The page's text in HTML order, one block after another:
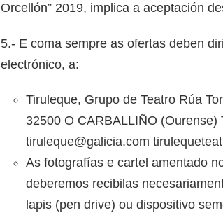
Orcellón” 2019, implica a aceptación
5.- E coma sempre as ofertas deben
electrónico, a:
Tiruleque, Grupo de Teatro Rúa
32500 O CARBALLIÑO
tiruleque@galicia.com
As fotografías e cartel amentado
deberemos recibilas
lapis (pen drive) ou dispositivo